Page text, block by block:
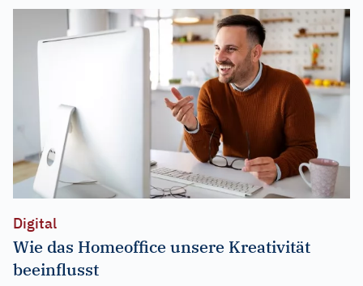
Digital
Wie das Homeoffice unsere Kreativität
beeinflusst